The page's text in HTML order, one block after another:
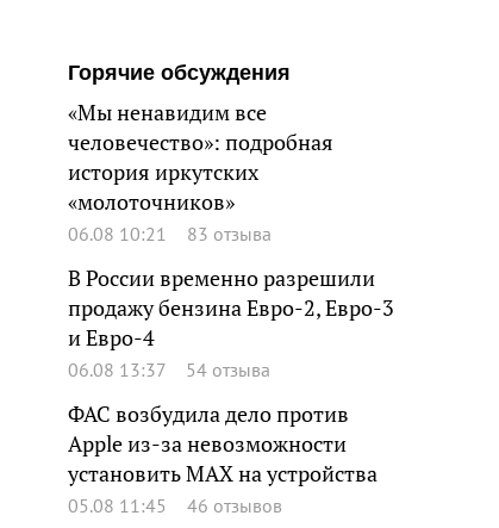
Горячие обсуждения
«Мы ненавидим все
человечество»: подробная
история иркутских
«молоточников»
06.08 10:21 83 отзыва
В России временно разрешили
продажу бензина Евро-2, Евро-3
и Евро-4
06.08 13:37 54 отзыва
ФАС возбудила дело против
Apple из-за невозможности
установить MAX на устройства
05.08 11:45 46 отзывов